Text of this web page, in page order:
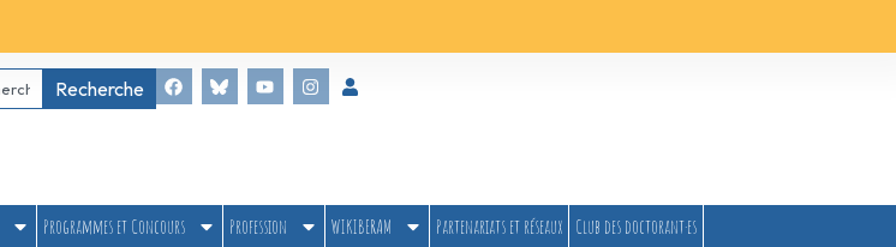
Recherche
Programmes et Concours Profession WIKIBERAM Partenariats et réseaux
Club des doctorant·es